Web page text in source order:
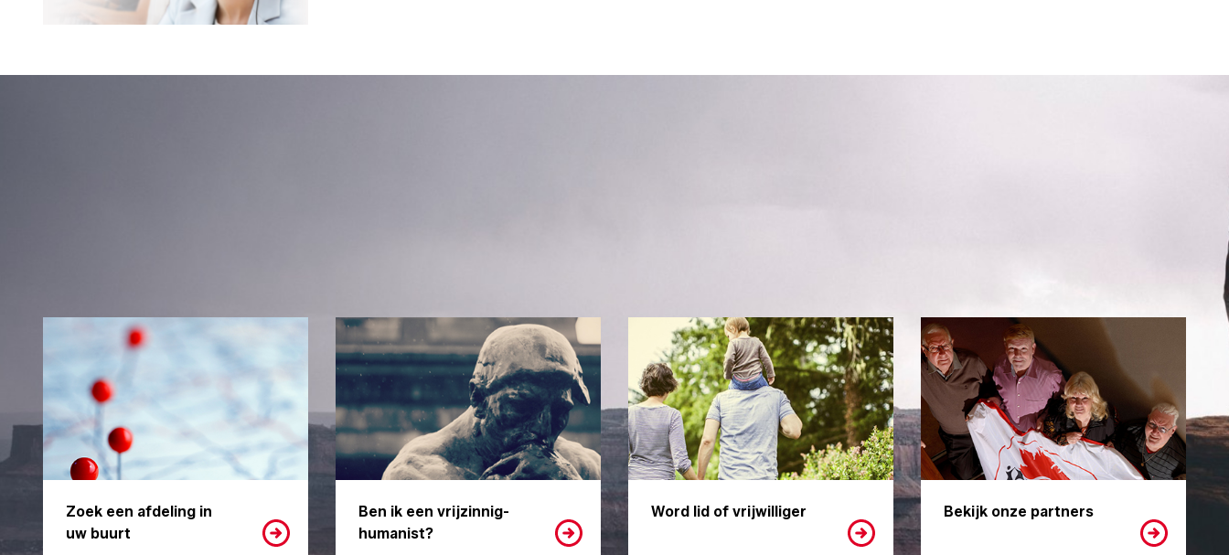
Zoek een afdeling in
uw buurt
Ben ik een vrijzinnig-
humanist?
Word lid of vrijwilliger Bekijk onze partners